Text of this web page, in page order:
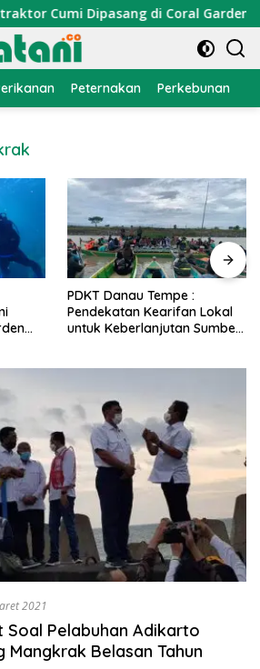
Cumi Dipasang di Coral Garden
Peternakan Perkebunan
Cara Mengatasi Penyakit
PMK pada Sapi Perah Secara
Alami dan Medis
2021
Soal Pelabuhan Adikarto
Mangkrak Belasan Tahun